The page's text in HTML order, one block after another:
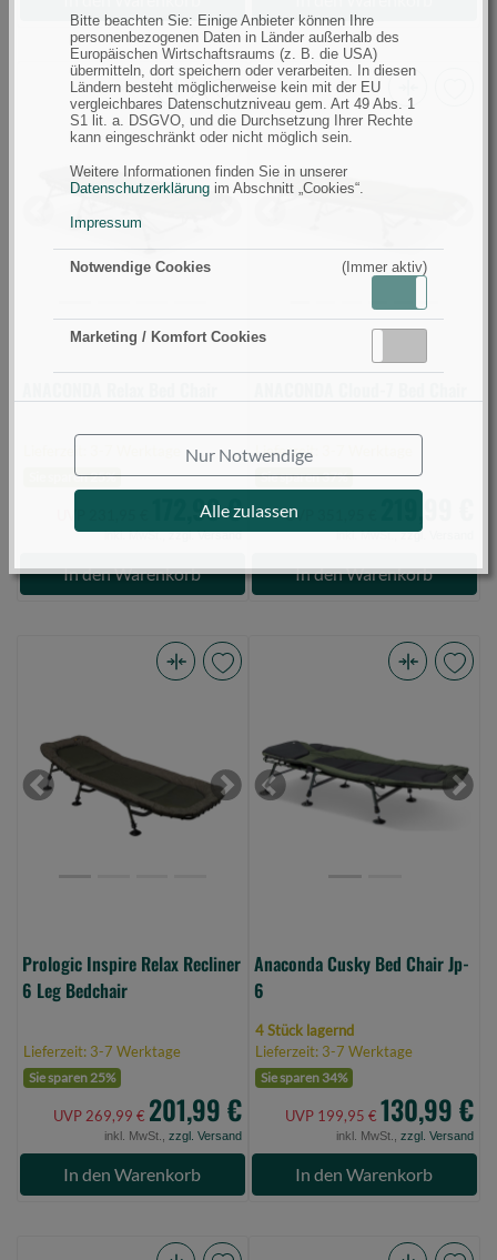
Bitte beachten Sie: Einige Anbieter können Ihre
personenbezogenen Daten in Länder außerhalb des
Europäischen Wirtschaftsraums (z. B. die USA)
übermitteln, dort speichern oder verarbeiten. In diesen
Ländern besteht möglicherweise kein mit der EU
vergleichbares Datenschutzniveau gem. Art 49 Abs. 1
S1 lit. a. DSGVO, und die Durchsetzung Ihrer Rechte
kann eingeschränkt oder nicht möglich sein.
Weitere Informationen finden Sie in unserer
Datenschutzerklärung im Abschnitt „Cookies“.
Impressum
Notwendige Cookies (Immer aktiv)
Marketing / Komfort Cookies
Nur Notwendige
Alle zulassen
ANACONDA
Previous
Sie sparen 25%
172,99 €
inkl. MwSt.,zzgl. Versand
In den Warenkorb
ANACONDA
Cloud-
7
Bed
(Bild
Lieferzeit: 3-7 Werktage
Sie sparen 37%
UVP 351,95 €
inkl. MwSt.,zzgl. Versand
In den Warenkorb
Relax
Recliner
6 Previous Next
Prologic Inspire Relax Recliner
6 Leg Bedchair
Lieferzeit: 3-7 Werktage
Sie sparen 25%
UVP 269,99 € 201,99 €
inkl. MwSt., zzgl. Versand
In den Warenkorb
Bed
Chair
Jp-Previous Next
Anaconda Cusky Bed Chair Jp-
6
4 Stück lagernd
Lieferzeit: 3-7 Werktage
Sie sparen 34%
UVP 199,95 € 130,99 €
inkl. MwSt., zzgl. Versand
In den Warenkorb